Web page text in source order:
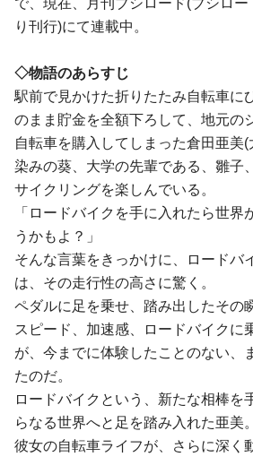
で、現在、月刊ブシロード(ブシロー
り刊行)にて連載中。
◇物語のあらすじ
駅前で見かけた折りたたみ自転車に
のまま貯金を全額下ろして、地元の
自転車を購入してしまった倉田亜美(
染みの葵、大学の先輩である、雛子
サイクリングを楽しんでいる。
「ロードバイクを手に入れたら世界
うかもよ？」
そんな言葉をきっかけに、ロードバ
は、その走行性の高さに驚く。
ペダルに足を乗せ、踏み出したその
スピード、加速感、ロードバイクに
が、今までに体験したことのない、
たのだ。
ロードバイクという、新たな相棒を
らなる世界へと足を踏み入れた亜美。
彼女の自転車ライフが、さらに深く